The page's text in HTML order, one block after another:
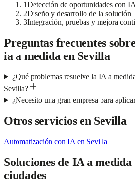
1Detección de oportunidades con IA
2Diseño y desarrollo de la solución
3Integración, pruebas y mejora
Preguntas frecuentes sobre
ia a medidaen Sevilla
¿Qué problemas resuelve la IA a
Sevilla?
¿Necesito una gran empresa para
Otros servicios en Sevilla
Automatización con IA en Sevilla
Soluciones de IA a medida
ciudades